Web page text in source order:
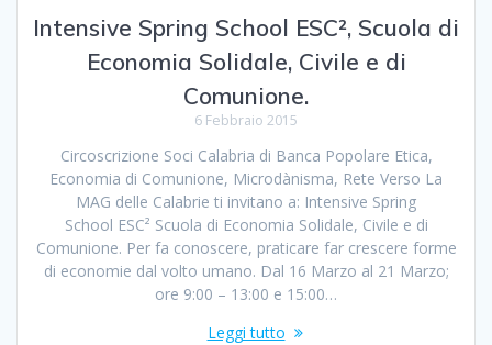
Intensive Spring School ESC², Scuola di
Economia Solidale, Civile e di
Comunione.
6 Febbraio 2015
Circoscrizione Soci Calabria di Banca Popolare Etica,
Economia di Comunione, Microdànisma, Rete Verso La
MAG delle Calabrie ti invitano a: Intensive Spring
School ESC² Scuola di Economia Solidale, Civile e di
Comunione. Per fa conoscere, praticare far crescere forme
di economie dal volto umano. Dal 16 Marzo al 21 Marzo;
ore 9:00 – 13:00 e 15:00…
Leggi tutto